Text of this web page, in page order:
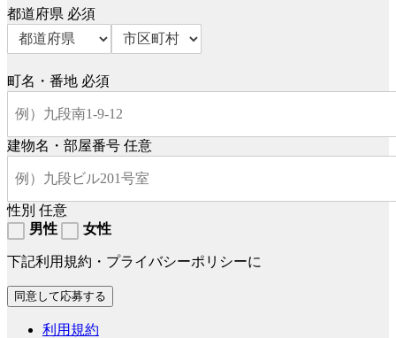
都道府県 必須
町名・番地 必須
建物名・部屋番号 任意
性別 任意
男性
女性
下記利用規約・プライバシーポリシーに
利用規約